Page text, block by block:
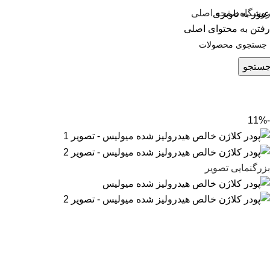
عبور به ناوبری
رفتن به محتوای اصلی
صفحه اصلی
-11%
بزرگنمایی تصویر